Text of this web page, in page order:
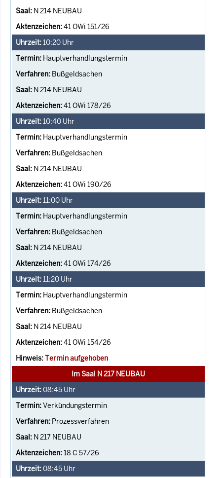
N 214 NEUBAU
41 OWi 151/26
10:20 Uhr
Hauptverhandlungstermin
Bußgeldsachen
N 214 NEUBAU
41 OWi 178/26
10:40 Uhr
Hauptverhandlungstermin
Bußgeldsachen
N 214 NEUBAU
41 OWi 190/26
11:00 Uhr
Hauptverhandlungstermin
Bußgeldsachen
N 214 NEUBAU
41 OWi 174/26
11:20 Uhr
Hauptverhandlungstermin
Bußgeldsachen
N 214 NEUBAU
41 OWi 154/26
Termin aufgehoben
Im Saal N 217 NEUBAU
08:45 Uhr
Verkündungstermin
Prozessverfahren
N 217 NEUBAU
18 C 57/26
08:45 Uhr